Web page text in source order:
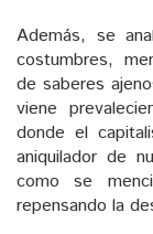
Además, se
costumbres,
de saberes
viene
donde el
aniquilador de
como se
repensando la